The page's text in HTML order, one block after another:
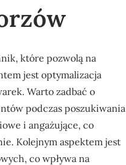
które pozwolą na
jest optymalizacja
Warto zadbać o
podczas poszukiwania
i angażujące, co
Kolejnym aspektem jest
co wpływa na